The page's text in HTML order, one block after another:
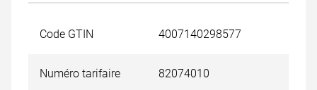
Code GTIN 4007140298577
Numéro tarifaire 82074010